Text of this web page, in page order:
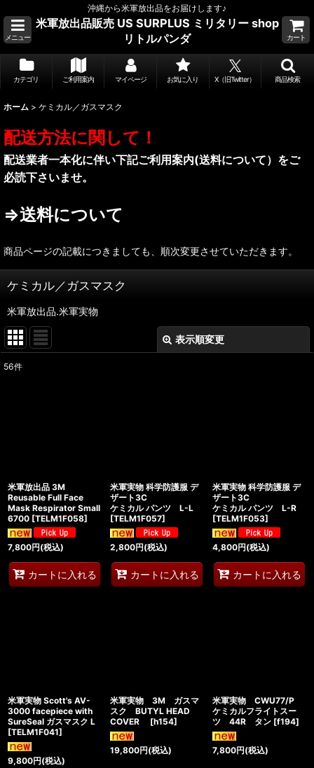
沖縄から米軍放出品をお届けします♪
メニュー
米軍放出品販売 US SURPLUS ミリタリー shop
リトルパンダ
カート
カテゴリ ご利用案内 マイページ お気に入り X（旧Twitter） 商品検索
ホーム > ケミカル／ガスマスク
配送方法に関して！
配送業者一本化に伴い下記ご利用案内(送料について）をご
必読下さいませ。
⇒送料について
商品ページの記載につきましても、順次変更させていただきます。
ケミカル／ガスマスク
米軍放出品.米軍実物
表示順変更
絞り込む
56件
米軍放出品 3M
Reusable Full Face
Mask Respirator Small
6700 [TELM1F058]
7,800円(税込)
カートに入れる
米軍実物 科学防護服 デ
ザート3C
ケミカル パンツ L-L
[TELM1F057]
2,800円(税込)
カートに入れる
米軍実物 科学防護服 デ
ザート3C
ケミカル パンツ L-R
[TELM1F053]
4,800円(税込)
カートに入れる
米軍実物 Scott's AV-
3000 facepiece with
SureSeal ガスマスク L
[TELM1F041]
9,800円(税込)
米軍実物 3M ガスマ
スク BUTYL HEAD
COVER
[h154]
19,800円(税込)
米軍実物 CWU77/P
ケミカルフライトスー
ツ 44R タン [f194]
7,800円(税込)